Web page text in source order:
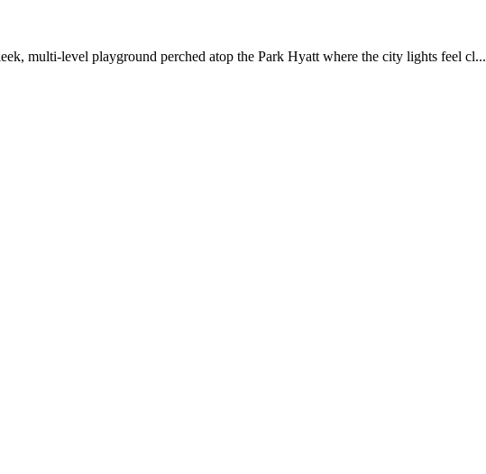
multi-level playground perched atop the Park Hyatt where the city lights feel cl...